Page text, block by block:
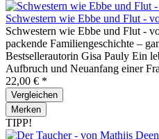
Schwestern wie Ebbe und Flut -
Schwestern wie Ebbe und Flut -
packende Familiengeschichte –
Bestsellerautorin Gisa Pauly Ein
Aufbruch und Neuanfang einer
22,00 € *
Vergleichen
Merken
TIPP!